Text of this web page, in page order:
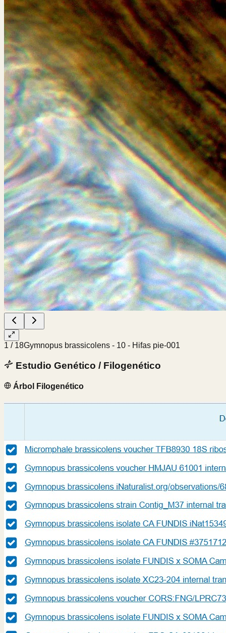
1 / 18Gymnopus brassicolens - 10 - Hifas pie-001
Estudio Genético / Filogenético
Árbol Filogenético